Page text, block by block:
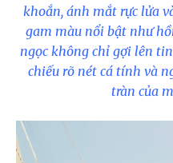
khoắn, ánh mắt rực lửa
gam màu nổi bật như
ngọc không chỉ gợi lên
chiếu rõ nét cá tính và
tràn của